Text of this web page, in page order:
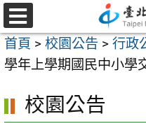
跳
至
主
要
容
選
單
首頁 > 校園公告 > 行政
學年上學期國民中小學
校園公告